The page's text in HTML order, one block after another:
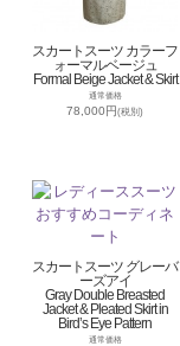
スカートスーツ カラーフ
ォーマルベージュ
Formal Beige Jacket & Skirt
通常価格
78,000円(税別)
スカートスーツ グレーバ
ーズアイ
Gray Double Breasted
Jacket & Pleated Skirt in
Bird’s Eye Pattern
通常価格